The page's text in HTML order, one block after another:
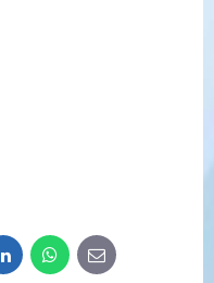
LinkedInWhatsApp
E-
mail